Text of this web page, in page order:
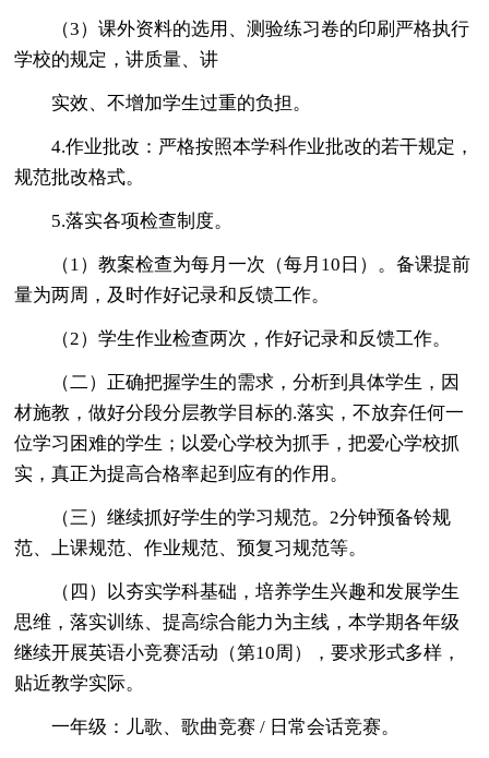
（3）课外资料的选用、测验练习卷的印刷严格执行
学校的规定，讲质量、讲
实效、不增加学生过重的负担。
4.作业批改：严格按照本学科作业批改的若干规定，
规范批改格式。
5.落实各项检查制度。
（1）教案检查为每月一次（每月10日）。备课提前
量为两周，及时作好记录和反馈工作。
（2）学生作业检查两次，作好记录和反馈工作。
（二）正确把握学生的需求，分析到具体学生，因
材施教，做好分段分层教学目标的.落实，不放弃任何一
位学习困难的学生；以爱心学校为抓手，把爱心学校抓
实，真正为提高合格率起到应有的作用。
（三）继续抓好学生的学习规范。2分钟预备铃规
范、上课规范、作业规范、预复习规范等。
（四）以夯实学科基础，培养学生兴趣和发展学生
思维，落实训练、提高综合能力为主线，本学期各年级
继续开展英语小竞赛活动（第10周），要求形式多样，
贴近教学实际。
一年级：儿歌、歌曲竞赛 / 日常会话竞赛。